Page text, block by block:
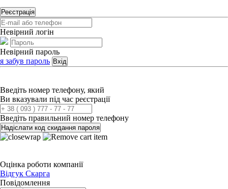
Реєстрація
Невірний логін
Невірний пароль
я забув пароль Вхід
Введіть номер телефону, який
Ви вказували під час реєстрації
Введіть правильний номер телефону
Надіслати код скидання пароля
Оцінка роботи компанії
Відгук Скарга
Повідомлення